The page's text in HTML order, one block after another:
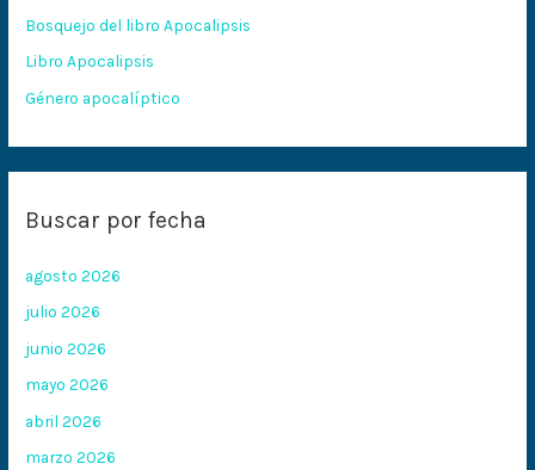
r
:
Bosquejo del libro Apocalipsis
Libro Apocalipsis
Género apocalíptico
Buscar por fecha
agosto 2026
julio 2026
junio 2026
mayo 2026
abril 2026
marzo 2026